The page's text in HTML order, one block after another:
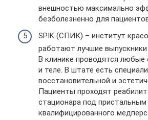
внешностью максимально
безболезненно для
SPIK (СПИК) – институт
работают лучшие
В клинике проводятся любые
и теле. В штате есть
восстановительной и
Пациенты проходят
стационара под
квалифицированного